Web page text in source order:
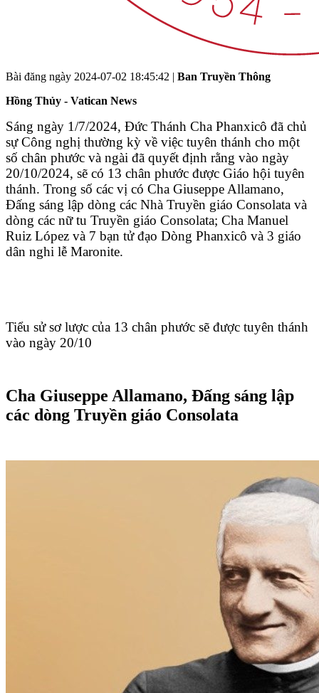
Bài đăng ngày 2024-07-02 18:45:42 | Ban Truyền Thông
Hồng Thủy - Vatican News
Sáng ngày 1/7/2024, Đức Thánh Cha Phanxicô đã chủ
sự Công nghị thường kỳ về việc tuyên thánh cho một
số chân phước và ngài đã quyết định rằng vào ngày
20/10/2024, sẽ có 13 chân phước được Giáo hội tuyên
thánh. Trong số các vị có Cha Giuseppe Allamano,
Đấng sáng lập dòng các Nhà Truyền giáo Consolata và
dòng các nữ tu Truyền giáo Consolata; Cha Manuel
Ruiz López và 7 bạn tử đạo Dòng Phanxicô và 3 giáo
dân nghi lễ Maronite.
Tiểu sử sơ lược của 13 chân phước sẽ được tuyên thánh
vào ngày 20/10
Cha Giuseppe Allamano, Đấng sáng lập
các dòng Truyền giáo Consolata